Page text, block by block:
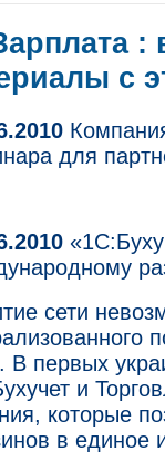
:
с
для
сети
В первых
и
которые
в единое